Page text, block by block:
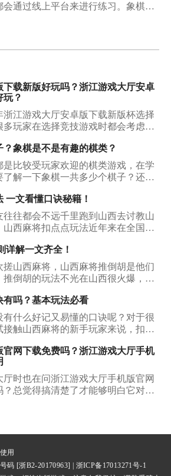
通过线上平台来进行练习。象棋残
能在象棋水平提升的时候有比较好的
下载新版好玩吗？浙江游戏大厅安卓
玩？
江游戏大厅安卓版下载新版杯选择
多玩家在选择竞技游戏时都会考虑
原因是什么？
象棋是不是有趣的棋类？
是比较受玩家欢迎的棋类游戏，在学
解一下象棋一共多少个棋子？还需
象棋学习的比较好一些。
一文看懂口诀秘籍！
往都会不远千里跑到山西去讨教山
西麻将扣点点玩法近年来在全国的
过山西麻将的玩法。不过对于很多
扣点点玩法仍然是一个陌生的世
家揭开这个神秘世界的面纱吧！
详解一文齐全！
山西麻将，山西麻将推倒胡是他们
倒胡的玩法不光在山西很火爆，它
于玩熟了普通麻将的朋友来说，初
么？我们该在哪些平台获取它的下
为大家一一介绍。
有吗？基本玩法必看
有什么好记又易懂的口诀呢？对于很
触山西麻将的新手玩家来说，扣点
需焦虑，今天我们一起把山西麻将扣
官网下载免费吗？浙江游戏大厅手机
时也在问浙江游戏大厅手机版官网
总觉得搞清楚了才能够明白它对于
用
码 [浙B2-20170963] | 浙ICP备17013271号-1